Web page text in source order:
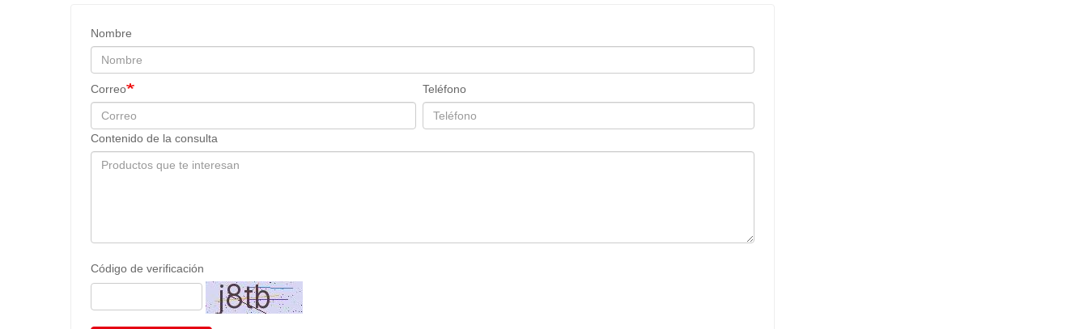
Nombre
Correo Teléfono
Contenido de la consulta
Código de verificación